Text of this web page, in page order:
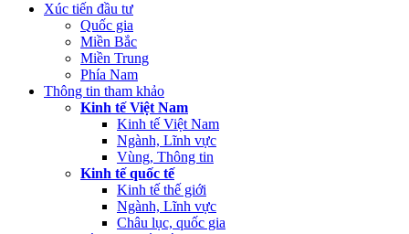
Xúc tiến đầu tư
Quốc gia
Miền Bắc
Miền Trung
Phía Nam
Thông tin tham khảo
Kinh tế Việt Nam
Kinh tế Việt Nam
Ngành, Lĩnh vực
Vùng, Thông tin
Kinh tế quốc tế
Kinh tế thế giới
Ngành, Lĩnh vực
Châu lục, quốc gia